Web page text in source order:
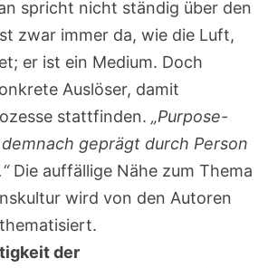
spricht nicht ständig über den
zwar immer da, wie die Luft,
er ist ein Medium. Doch
Auslöser, damit
stattfinden.„Purpose-
geprägt durch Person
Die auffällige Nähe zum Thema
wird von den Autoren
der